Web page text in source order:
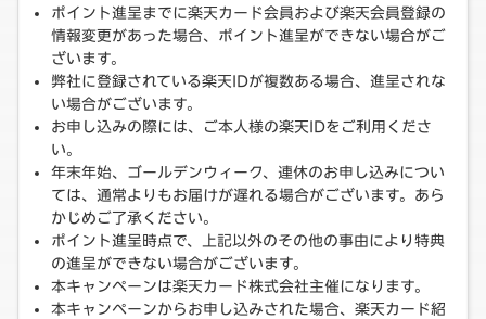
ポイント進呈までに楽天カード会員および楽天会員登録の
情報変更があった場合、ポイント進呈ができない場合がご
ざいます。
弊社に登録されている楽天IDが複数ある場合、進呈されな
い場合がございます。
お申し込みの際には、ご本人様の楽天IDをご利用くださ
い。
年末年始、ゴールデンウィーク、連休のお申し込みについ
ては、通常よりもお届けが遅れる場合がございます。あら
かじめご了承ください。
ポイント進呈時点で、上記以外のその他の事由により特典
の進呈ができない場合がございます。
本キャンペーンは楽天カード株式会社主催になります。
本キャンペーンからお申し込みされた場合、楽天カード紹